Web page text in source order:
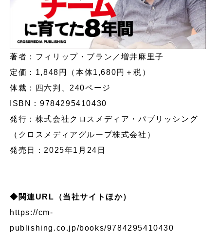
著者：フィリップ・ブラン／増井麻里子
定価：1,848円（本体1,680円＋税）
体裁：四六判、240ページ
ISBN：9784295410430
発行：株式会社クロスメディア・パブリッシング
（クロスメディアグループ株式会社）
発売日：2025年1月24日
◆関連URL（当社サイトほか）
https://cm-
publishing.co.jp/books/9784295410430